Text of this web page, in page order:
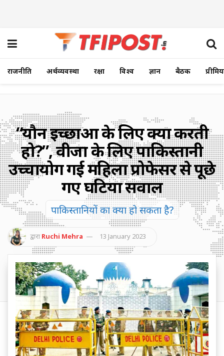
राजनीति अर्थव्यवस्था रक्षा विश्व ज्ञान बैठक
“यौन इच्छाओं के लिए क्या करती
हो?”, वीजा के लिए पाकिस्तानी
उच्चायोग गई महिला प्रोफेसर से पूछे
गए घटिया सवाल
पाकिस्तानियों का क्या हो सकता है?
द्वारा Ruchi Mehra 13 January 2023